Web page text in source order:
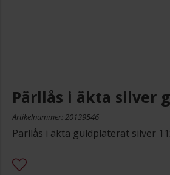
Pärllås i äkta silver
Artikelnummer: 20139546
Pärllås i äkta guldpläterat silver